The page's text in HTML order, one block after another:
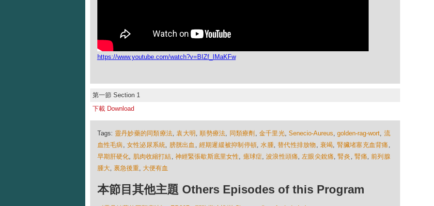
https://www.youtube.com/watch?v=BIZf_IMaKFw
第一節 Section 1
下載 Download
Tags: 靈丹妙藥的同類療法,袁大明 , 順勢療法, 同類療劑 , 金千里光, Senecio-Aureus,golden-rag-wort, 流
血性毛病 , 女性泌尿系統, 膀胱出血 , 經期遲緩被抑制停頓,水腫, 替代性排放物 , 衰竭, 腎臟堵塞充血背痛 ,
早期肝硬化, 肌肉收縮打結, 神經緊張歇斯底里女性, 癔球症,波浪性頭痛,左眼尖銳痛,腎炎 , 腎痛,前列腺
腫大, 裏急後重, 大便有血
本節目其他主題 Others Episodes of this Program